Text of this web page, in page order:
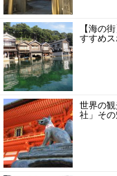
【海の
すすめス
世界の
社」その